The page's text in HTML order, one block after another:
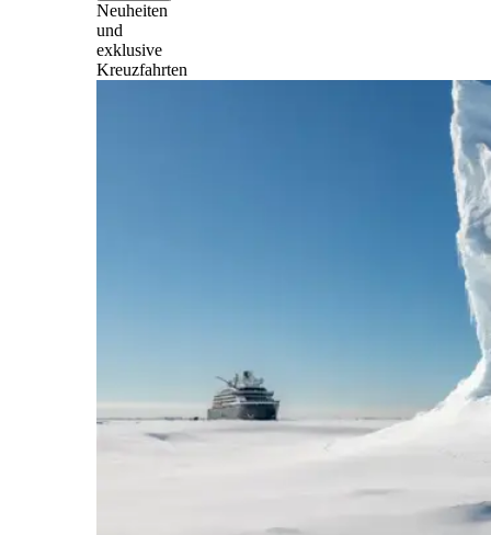
Neuheiten
und
exklusive
Kreuzfahrten